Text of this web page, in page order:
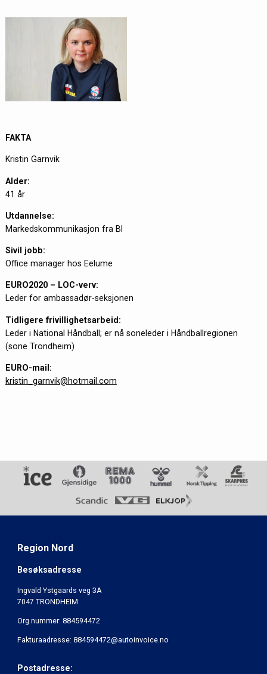
FAKTA
Kristin Garnvik
Alder:
41 år
Utdannelse:
Markedskommunikasjon fra BI
Sivil jobb:
Office manager hos Eelume
EURO2020 – LOC-verv:
Leder for ambassadør-seksjonen
Tidligere frivillighetsarbeid:
Leder i National Håndball; er nå soneleder i Håndballregionen
(sone Trondheim)
EURO-mail:
kristin_garnvik@hotmail.com
Region Nord
Besøksadresse
Ingvald Ystgaards veg 3A
7047 TRONDHEIM
Org.nummer: 884594472
Fakturaadresse: 884594472@autoinvoice.no
Postadresse: